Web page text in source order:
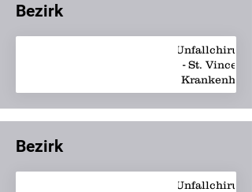
Bezirk
- St. Vincenz-
Krankenhaus
Bezirk